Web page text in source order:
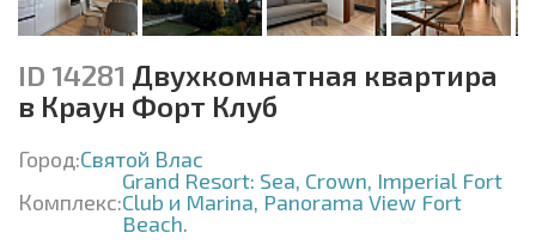
ID 14281 Двухкомнатная квартира
в Краун Форт Клуб
Город:Святой Влас
Комплекс:
Grand Resort: Sea, Crown, Imperial Fort
Club и Marina, Panorama View Fort
Beach.